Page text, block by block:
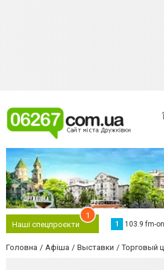
Наші спецпроєкти
1
1 103.9 fm-
Головна Афіша Выставки Торговый